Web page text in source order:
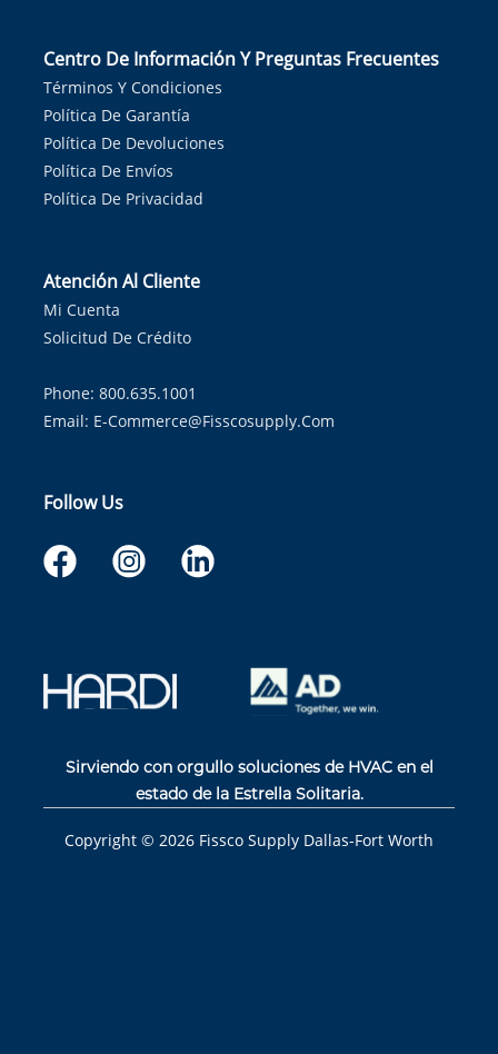
Centro De Información Y Preguntas Frecuentes
Términos Y Condiciones
Política De Garantía
Política De Devoluciones
Política De Envíos
Política De Privacidad
Atención Al Cliente
Mi Cuenta
Solicitud De Crédito
Phone: 800.635.1001
Email: E-Commerce@fisscosupply.com
Follow Us
Sirviendo con orgullo soluciones de HVAC en el
estado de la Estrella Solitaria.
Copyright © 2026 Fissco Supply Dallas-Fort Worth